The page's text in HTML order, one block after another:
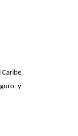
Caribe
y